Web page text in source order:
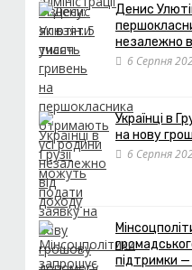
Денис
незалежно
6 Серпня
Українці в
на нову
6 Серпня
підтримки —